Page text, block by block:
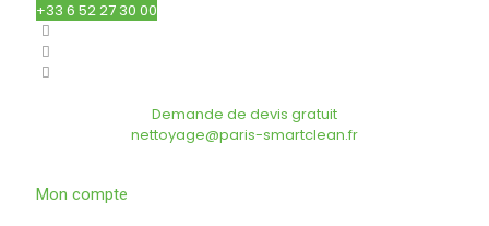
+33 6 52 27 30 00
Demande de devis gratuit
nettoyage@paris-smartclean.fr
Mon compte